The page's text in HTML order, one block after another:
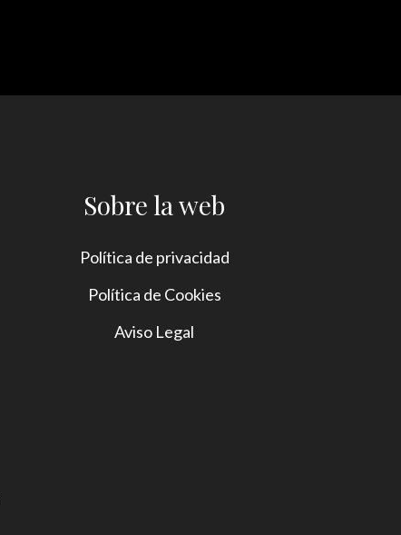
Sobre la web
Política de privacidad
Política de Cookies
Aviso Legal